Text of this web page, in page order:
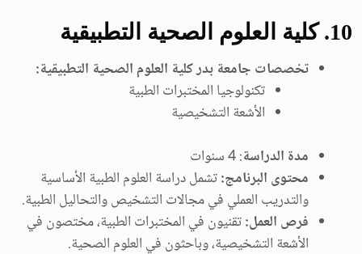
10. كلية العلوم الصحية التطبيقية
تخصصات جامعة بدر كلية العلوم الصحية التطبيقية:
تكنولوجيا المختبرات الطبية
الأشعة التشخيصية
مدة الدراسة: 4 سنوات
محتوى البرنامج:تشمل دراسة العلوم الطبية الأساسية
والتدريب العملي في مجالات التشخيص والتحاليل الطبية.
فرص العمل:تقنيون في المختبرات الطبية، مختصون في
الأشعة التشخيصية، وباحثون في العلوم الصحية.